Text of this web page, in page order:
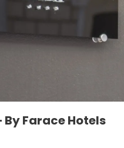
By Farace Hotels